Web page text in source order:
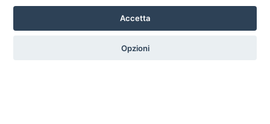
Mobili Di Palma
Via di Ogliara 89, 84135, Salerno
Tel. +39 089281193 / +39 3358372617 Email:
Accetta
Opzioni